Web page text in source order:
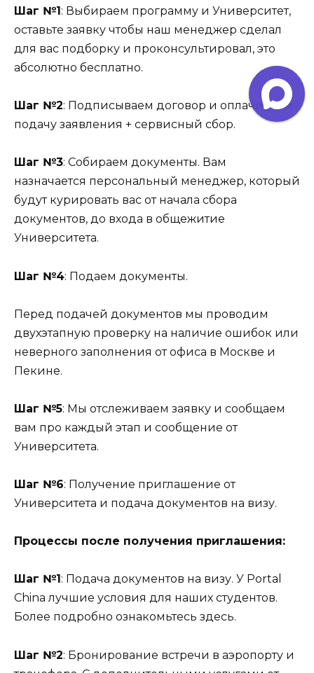
Шаг №1: Выбираем программу и Университет,
оставьте заявку чтобы наш менеджер сделал
для вас подборку и проконсультировал, это
абсолютно бесплатно.
Шаг №2: Подписываем договор и оплачиваем
подачу заявления + сервисный сбор.
Шаг №3: Собираем документы. Вам
назначается персональный менеджер, который
будут курировать вас от начала сбора
документов, до входа в общежитие
Университета.
Шаг №4: Подаем документы.
Перед подачей документов мы проводим
двухэтапную проверку на наличие ошибок или
неверного заполнения от офиса в Москве и
Пекине.
Шаг №5: Мы отслеживаем заявку и сообщаем
вам про каждый этап и сообщение от
Университета.
Шаг №6: Получение приглашение от
Университета и подача документов на визу.
Процессы после получения приглашения:
Шаг №1 : Подача документов на визу. У Portal
China лучшие условия для наших студентов.
Более подробно ознакомьтесь здесь.
Шаг №2: Бронирование встречи в аэропорту и